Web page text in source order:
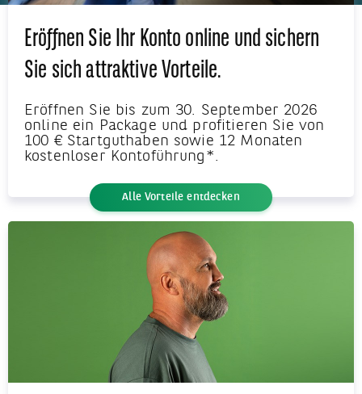
Eröffnen Sie Ihr Konto online und sichern
Sie sich attraktive Vorteile.
Eröffnen Sie bis zum 30. September 2026
online ein Package und profitieren Sie von
100 € Startguthaben sowie 12 Monaten
kostenloser Kontoführung*.
Alle Vorteile entdecken